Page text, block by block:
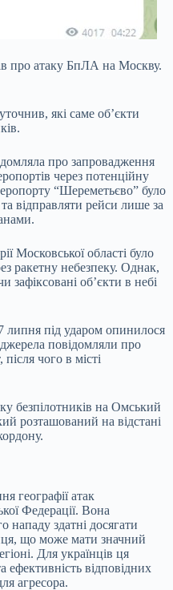
про атаку БпЛА на Москву.
які саме об’єкти
про запровадження
через потенційну
“Шереметьєво” було
відправляти рейси лише за
Московської області було
ракетну небезпеку. Однак,
об’єкти в небі
липня під ударом опинилося
повідомляли про
чого в місті
безпілотників на Омський
розташований на відстані
географії атак
Федерації. Вона
нападу здатні досягати
що може мати значний
Для українців ця
ефективність відповідних
агресора.